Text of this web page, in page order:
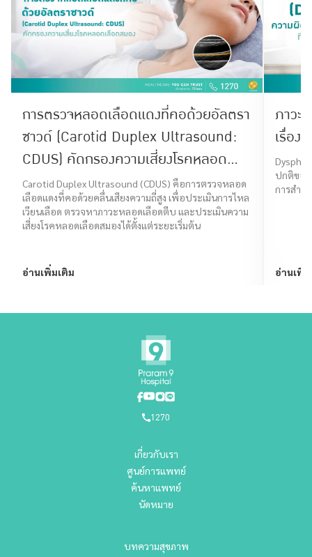
การตรวจหลอดเลือดแดงที่คอด้วยอัลตรา
ซาวด์ (Carotid Duplex Ultrasound:
CDUS) คัดกรองความเสี่ยงโรคหลอด
เลือดสมอง
Carotid Duplex Ultrasound (CDUS) คือการตรวจหลอด
เลือดแดงที่คอด้วยคลื่นเสียงความถี่สูง เพื่อประเมินการไหล
เวียนเลือด ตรวจหาภาวะหลอดเลือดตีบ และประเมินความ
เสี่ยงโรคหลอดเลือดสมองได้ตั้งแต่ระยะเริ่มต้น
อ่านเพิ่มเติม
ภาวะ
เรื่อง
ปกติขอ
การสำลั
อ่านเพิ่
1270
เกี่ยวกับเรา
ศูนย์การแพทย์
ค้นหาแพทย์
นัดหมาย
บทความสุขภาพ